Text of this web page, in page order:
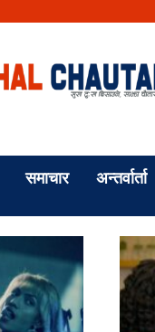
समाचार अन्तर्वार्ता